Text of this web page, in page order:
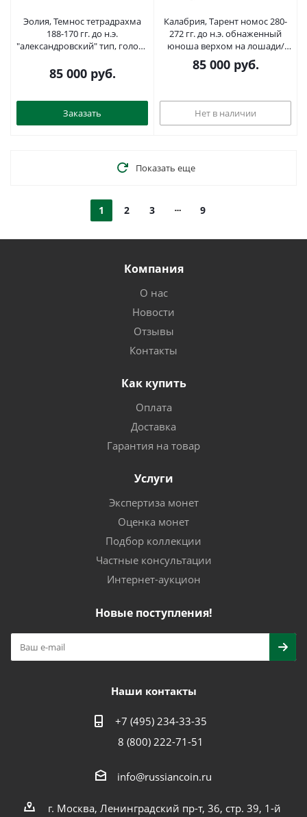
Эолия, Темнос тетрадрахма
188-170 гг. до н.э.
"александровский" тип, голова
львином скальпе/Зевс на
троне, 16,20 гр Price 1686
85 000руб.
Заказать
Калабрия, Тарент номос 280-
272 гг. до н.э. обнаженный
юноша верхом на лошади/
Тарас на дельфине, 6,48 гр HN
Italy 1006 серебро 10-020-70
85 000руб.
Нет в наличии
Показать еще
1 2 3 9
Компания
О нас
Новости
Отзывы
Контакты
Как купить
Оплата
Доставка
Гарантия на товар
Услуги
Экспертиза монет
Оценка монет
Подбор коллекции
Частные консультации
Интернет-аукцион
Новые поступления!
Наши контакты
+7 (495) 234-33-35
8 (800) 222-71-51
info@russiancoin.ru
г. Москва, Ленинградский пр-т, 36, стр. 39, 1-й